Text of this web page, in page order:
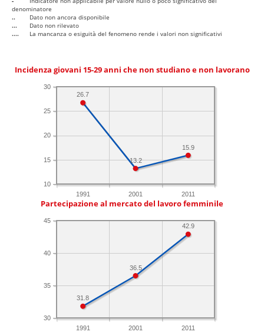
denominatore
..
Dato non ancora disponibile
...
Dato non rilevato
....
La mancanza o esiguità del fenomeno rende i valori non significativi
Incidenza giovani 15-29 anni che non studiano e non lavorano
1991 2001 2011
10
15
20
25
30
15.9
13.2
26.7
Partecipazione al mercato del lavoro femminile
1991 2001 2011
30
35
40
45
42.9
36.5
31.8